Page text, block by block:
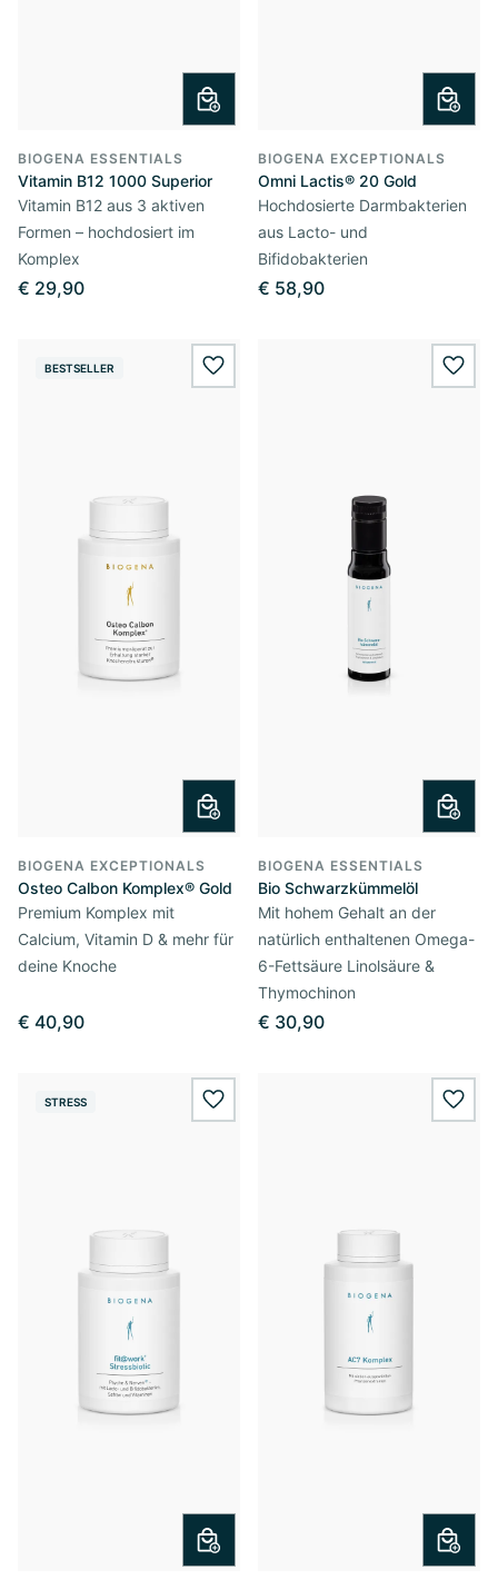
BIOGENA ESSENTIALS
Vitamin B12 1000 Superior
Vitamin B12 aus 3 aktiven
Formen – hochdosiert im
Komplex
€ 29,90
BIOGENA EXCEPTIONALS
Omni Lactis® 20 Gold
Hochdosierte Darmbakterien
aus Lacto- und
Bifidobakterien
€ 58,90
BESTSELLER wishlist.add
BIOGENA EXCEPTIONALS
Osteo Calbon Komplex® Gold
Premium Komplex mit
Calcium, Vitamin D & mehr für
deine Knoche
€ 40,90
BIOGENA ESSENTIALS
Bio Schwarzkümmelöl
Mit hohem Gehalt an der
natürlich enthaltenen Omega-
6-Fettsäure Linolsäure &
Thymochinon
€ 30,90
STRESS wishlist.add